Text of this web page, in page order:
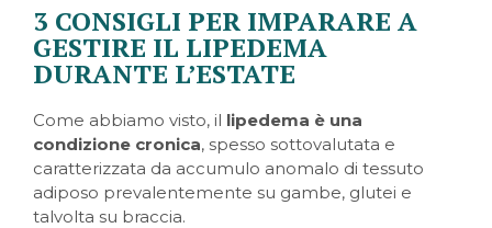
3 CONSIGLI PER IMPARARE A
GESTIRE IL LIPEDEMA
DURANTE L’ESTATE
Come abbiamo visto, il lipedema è una
condizione cronica, spesso sottovalutata e
caratterizzata da accumulo anomalo di tessuto
adiposo prevalentemente su gambe, glutei e
talvolta su braccia.